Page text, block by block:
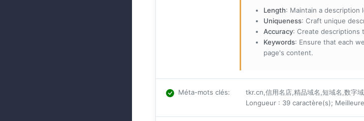
Length: Maintain a description
Uniqueness: Craft unique
Accuracy: Create descriptions
Keywords: Ensure that each
page's content.
Méta-mots clés:
tkr.cn,信用名店,精品域名,短域名,数字
Longueur : 39 caractère(s);